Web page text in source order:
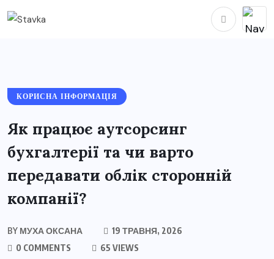
КОРИСНА ІНФОРМАЦІЯ
Як працює аутсорсинг
бухгалтерії та чи варто
передавати облік сторонній
компанії?
BY МУХА ОКСАНА
19 ТРАВНЯ, 2026
0 COMMENTS
65 VIEWS